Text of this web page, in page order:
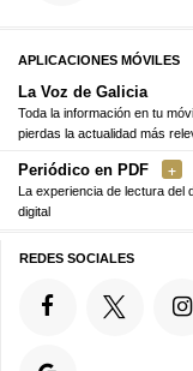
APLICACIONES MÓVILES
La Voz de Galicia
Toda la información en tu
pierdas la actualidad más
Periódico en PDF
La experiencia de lectura del
digital
REDES SOCIALES